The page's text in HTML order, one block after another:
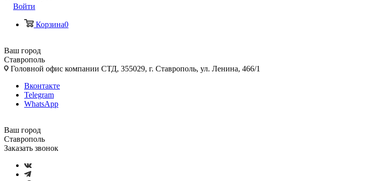
Войти
Корзина0
Ваш город
Ставрополь
Головной офис компании СТД, 355029, г. Ставрополь, ул. Ленина, 466/1
Вконтакте
Telegram
WhatsApp
Ваш город
Ставрополь
Заказать звонок